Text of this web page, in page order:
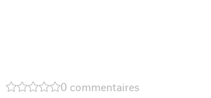
0 commentaires